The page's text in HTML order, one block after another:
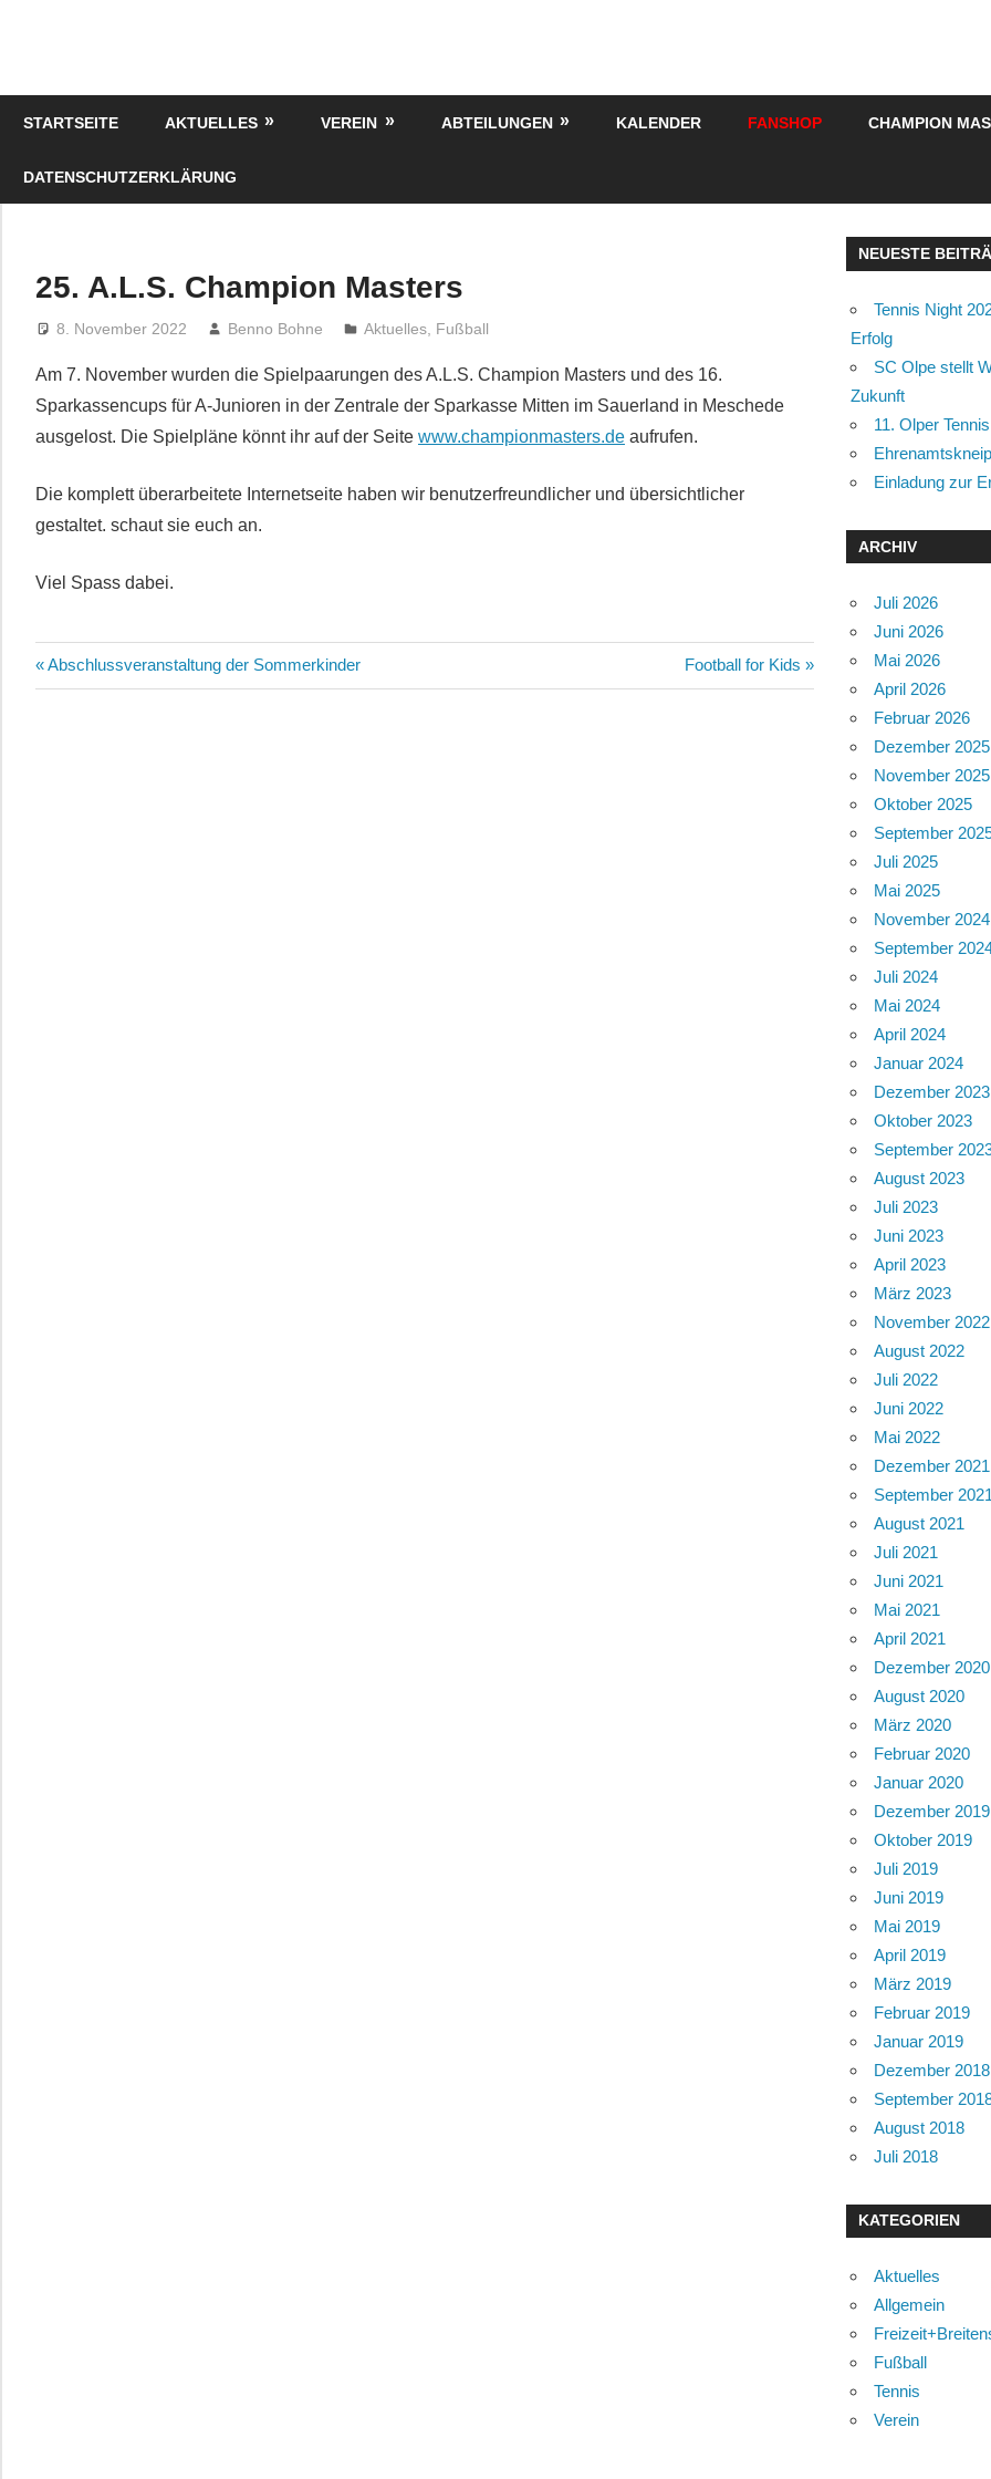
STARTSEITE AKTUELLES VEREIN ABTEILUNGEN KALENDER FANSHOP CHAMPION
DATENSCHUTZERKLÄRUNG
25. A.L.S. Champion Masters
8. November 2022 Benno Bohne Aktuelles, Fußball
Am 7. November wurden die Spielpaarungen des A.L.S. Champion Masters und des 16.
Sparkassencups für A-Junioren in der Zentrale der Sparkasse Mitten im Sauerland in Meschede
ausgelost. Die Spielpläne könnt ihr auf der Seite www.championmasters.de aufrufen.
Die komplett überarbeitete Internetseite haben wir benutzerfreundlicher und übersichtlicher
gestaltet. schaut sie euch an.
Viel Spass dabei.
Beitragsnavigation
Vorheriger
Beitrag:
Abschlussveranstaltung der Sommerkinder
Nächster
Beitrag:
Football for Kids
NEUESTE
Tennis Night
Erfolg
SC Olpe stellt
Zukunft
11. Olper
Einladung zur
ARCHIV
Juli 2026
Juni 2026
Mai 2026
April 2026
Februar 2026
Dezember 2025
November 2025
Oktober 2025
September
Juli 2025
Mai 2025
November 2024
September
Juli 2024
Mai 2024
April 2024
Januar 2024
Dezember 2023
Oktober 2023
September
August 2023
Juli 2023
Juni 2023
April 2023
März 2023
November 2022
August 2022
Juli 2022
Juni 2022
Mai 2022
Dezember 2021
September
August 2021
Juli 2021
Juni 2021
Mai 2021
April 2021
Dezember 2020
August 2020
März 2020
Februar 2020
Januar 2020
Dezember 2019
Oktober 2019
Juli 2019
Juni 2019
Mai 2019
April 2019
März 2019
Februar 2019
Januar 2019
Dezember 2018
September
August 2018
Juli 2018
KATEGORIEN
Aktuelles
Allgemein
Fußball
Tennis
Verein